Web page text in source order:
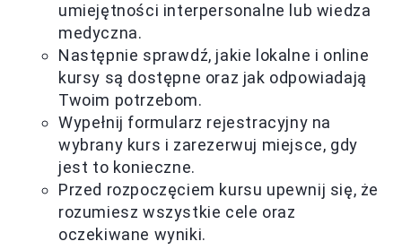
umiejętności interpersonalne lub wiedza
medyczna.
Następnie sprawdź, jakie lokalne i online
kursy są dostępne oraz jak odpowiadają
Twoim potrzebom.
Wypełnij formularz rejestracyjny na
wybrany kurs i zarezerwuj miejsce, gdy
jest to konieczne.
Przed rozpoczęciem kursu upewnij się, że
rozumiesz wszystkie cele oraz
oczekiwane wyniki.